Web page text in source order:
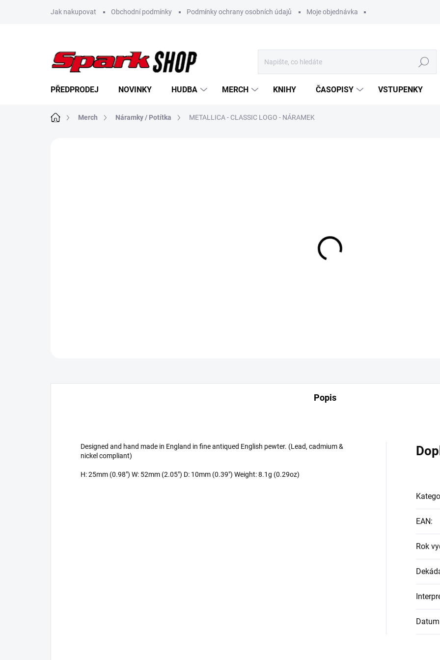
Jak nakupovat Obchodní podmínky Podmínky ochrany osobních údajů Moje objednávka
Hledat
PŘEDPRODEJ NOVINKY HUDBA MERCH KNIHY ČASOPISY VSTUPENKY
Domů Merch Náramky / Potítka METALLICA - CLASSIC LOGO - NÁRAMEK
Popis
Designed and hand made in England in fine antiqued English pewter. (Lead, cadmium &
nickel compliant)
H: 25mm (0.98") W: 52mm (2.05") D: 10mm (0.39") Weight: 8.1g (0.29oz)
EAN:
Rok